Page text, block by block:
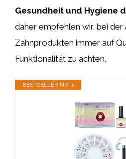
Gesundheit und Hygiene
daher empfehlen wir, bei der
Zahnprodukten immer auf
Funktionalität zu achten.
BESTSELLER NR. 1